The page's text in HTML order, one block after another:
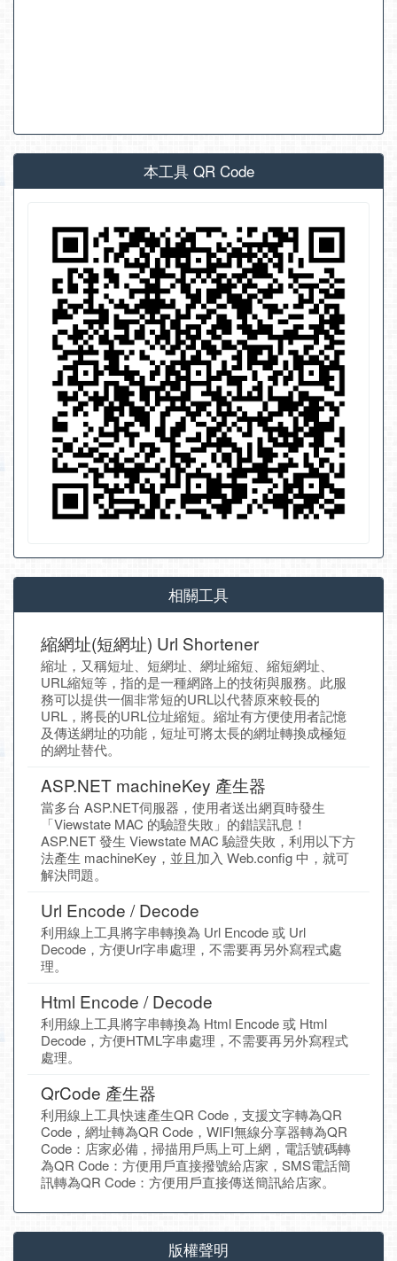
本工具 QR Code
相關工具
縮網址(短網址) Url Shortener
縮址，又稱短址、短網址、網址縮短、縮短網址、
URL縮短等，指的是一種網路上的技術與服務。此服
務可以提供一個非常短的URL以代替原來較長的
URL，將長的URL位址縮短。縮址有方便使用者記憶
及傳送網址的功能，短址可將太長的網址轉換成極短
的網址替代。
ASP.NET machineKey 產生器
當多台 ASP.NET伺服器，使用者送出網頁時發生
「Viewstate MAC 的驗證失敗」的錯誤訊息！
ASP.NET 發生 Viewstate MAC 驗證失敗，利用以下方
法產生 machineKey，並且加入 Web.config 中，就可
解決問題。
Url Encode / Decode
利用線上工具將字串轉換為 Url Encode 或 Url
Decode，方便Url字串處理，不需要再另外寫程式處
理。
Html Encode / Decode
利用線上工具將字串轉換為 Html Encode 或 Html
Decode，方便HTML字串處理，不需要再另外寫程式
處理。
QrCode 產生器
利用線上工具快速產生QR Code，支援文字轉為QR
Code，網址轉為QR Code，WIFI無線分享器轉為QR
Code：店家必備，掃描用戶馬上可上網，電話號碼轉
為QR Code：方便用戶直接撥號給店家，SMS電話簡
訊轉為QR Code：方便用戶直接傳送簡訊給店家。
版權聲明